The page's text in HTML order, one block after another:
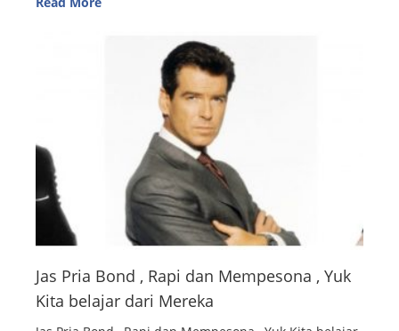
Jas Pria Bond , Rapi dan Mempesona , Yuk
Kita belajar dari Mereka